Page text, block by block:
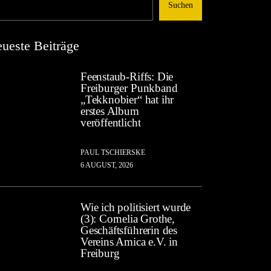
Suchen
Beiträge
Feenstaub-Riffs: Die
Freiburger Punkband
„Tekknobier“ hat ihr
erstes Album
veröffentlicht
PAUL TSCHIERSKE
6 AUGUST, 2026
Wie ich politisiert wurde
(3): Cornelia Grothe,
Geschäftsführerin des
Vereins Amica e.V. in
Freiburg